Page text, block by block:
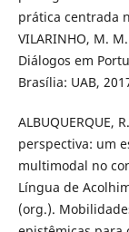
prática centrada
VILARINHO, M.
Diálogos em
Brasília: UAB,
ALBUQUERQUE,
perspectiva: um
multimodal no
Língua de
(org.).